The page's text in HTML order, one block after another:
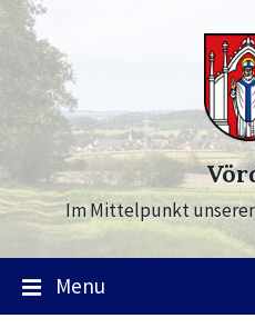
Skip
to
content
Skip
to
main
navigation
Skip
to
footer
Im Mittelpunkt
Menu